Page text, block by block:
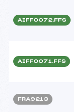
AIFF0072.FFS
AIFF0071.FFS
FRA9213